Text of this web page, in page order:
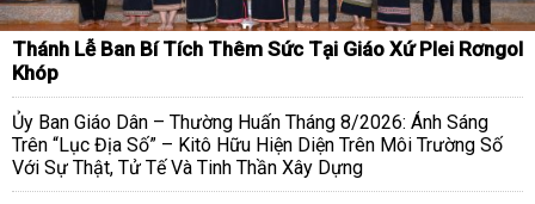
Thánh Lễ Ban Bí Tích Thêm Sức Tại Giáo Xứ Plei Rơngol
Khóp
Ủy Ban Giáo Dân – Thường Huấn Tháng 8/2026: Ánh Sáng
Trên “Lục Địa Số” – Kitô Hữu Hiện Diện Trên Môi Trường Số
Với Sự Thật, Tử Tế Và Tinh Thần Xây Dựng